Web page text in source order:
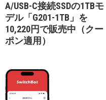
A/USB-C接続SSDの1TBモ
デル「G201-1TB」を
10,220円で販売中（クー
ポン適用）